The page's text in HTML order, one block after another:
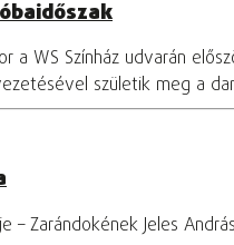
a WS Színház udvarán
születik meg a
– Zarándokének Jeles